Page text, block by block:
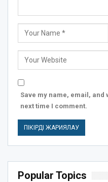
Save my name, email,
next time I comment.
Popular Topics